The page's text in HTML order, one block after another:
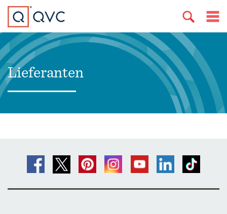
Lieferanten